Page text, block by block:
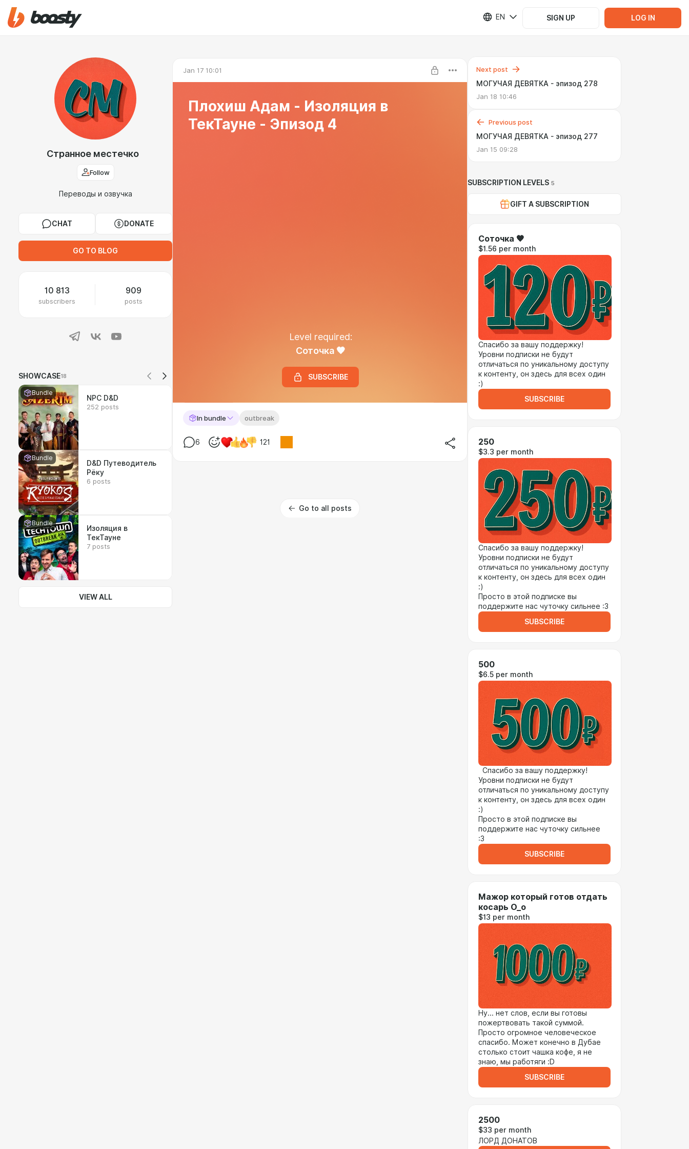
EN SIGN UP LOG IN
Странное местечко
Follow
Переводы и озвучка
CHAT DONATE
GO TO BLOG
10 813
subscribers
909
posts
SHOWCASE18
Bundle
NPC D&D
252 posts
Bundle
D&D Путеводитель
Рёку
6 posts
Bundle
Изоляция в
ТекТауне
7 posts
VIEW ALL
Jan 17 10:01
Плохиш Адам - Изоляция в
ТекТауне - Эпизод 4
Level required:
Соточка 🧡
SUBSCRIBE
In bundle outbreak
6 121
Go to all posts
Next post
МОГУЧАЯ ДЕВЯТКА - эпизод 278
Jan 18 10:46
Previous post
МОГУЧАЯ ДЕВЯТКА - эпизод 277
Jan 15 09:28
SUBSCRIPTION LEVELS 5
GIFT A SUBSCRIPTION
Соточка 🧡
$1.56 per month
Спасибо за вашу поддержку!
Уровни подписки не будут
отличаться по уникальному доступу
к контенту, он здесь для всех один
:)
SUBSCRIBE
250
$3.3 per month
Спасибо за вашу поддержку!
Уровни подписки не будут
отличаться по уникальному доступу
к контенту, он здесь для всех один
:)
Просто в этой подписке вы
поддержите нас чуточку сильнее :3
SUBSCRIBE
500
$6.5 per month
Спасибо за вашу поддержку!
Уровни подписки не будут
отличаться по уникальному доступу
к контенту, он здесь для всех один
:)
Просто в этой подписке вы
поддержите нас чуточку сильнее
:3
SUBSCRIBE
Мажор который готов отдать
косарь О_о
$13 per month
Ну... нет слов, если вы готовы
пожертвовать такой суммой.
Просто огромное человеческое
спасибо. Может конечно в Дубае
столько стоит чашка кофе, я не
знаю, мы работяги :D
SUBSCRIBE
2500
$33 per month
ЛОРД ДОНАТОВ